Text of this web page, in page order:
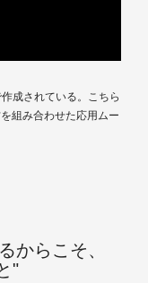
成されている。こちら
組み合わせた応用ムー
からこそ、
"